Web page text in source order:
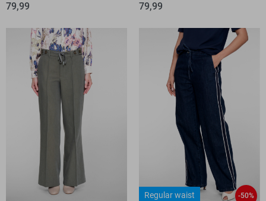
79,99
79,99
Regular waist -50%